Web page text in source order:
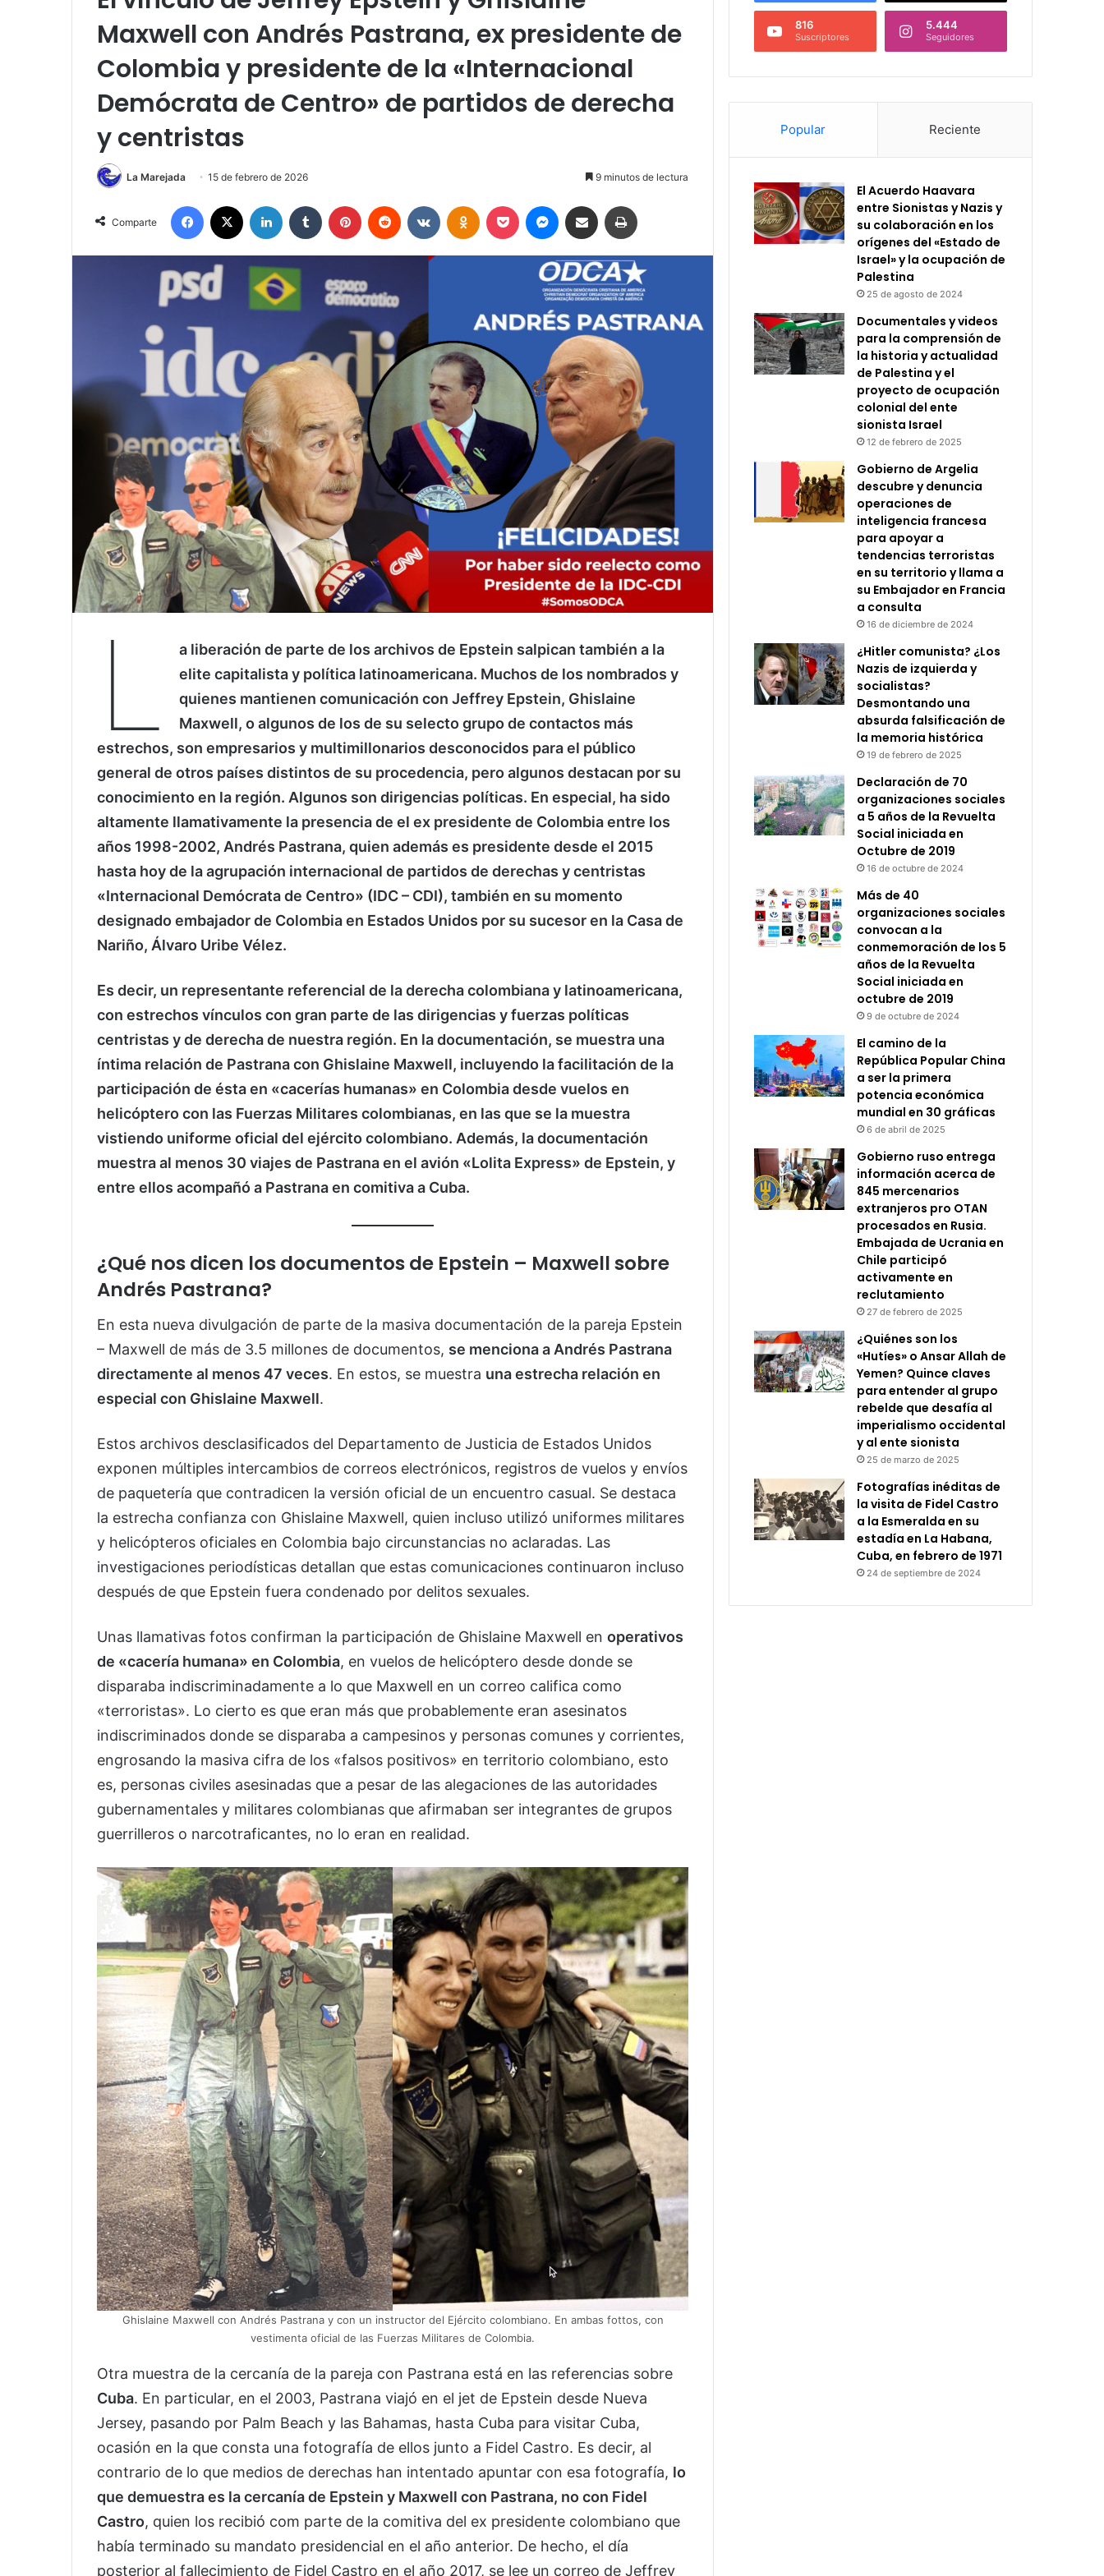
Maxwell con Andrés Pastrana, ex presidente de
Colombia y presidente de la «Internacional
Demócrata de Centro» de partidos de derecha
y centristas
La Marejada 15 de febrero de 2026 9 minutos de lectura
Comparte
Facebook LinkedIn Tumblr Pinterest Reddit VKontakteOdnoklassniki
Pocket Messenger
Compartir vía Email
L
a liberación de parte de los archivos de Epstein salpican también a la
elite capitalista y política latinoamericana. Muchos de los nombrados y
quienes mantienen comunicación con Jeffrey Epstein, Ghislaine
Maxwell, o algunos de los de su selecto grupo de contactos más
estrechos, son empresarios y multimillonarios desconocidos para el público
general de otros países distintos de su procedencia, pero algunos destacan por su
conocimiento en la región. Algunos son dirigencias políticas. En especial, ha sido
altamente llamativamente la presencia de el ex presidente de Colombia entre los
años 1998-2002, Andrés Pastrana, quien además es presidente desde el 2015
hasta hoy de la agrupación internacional de partidos de derechas y centristas
«Internacional Demócrata de Centro» (IDC – CDI), también en su momento
designado embajador de Colombia en Estados Unidos por su sucesor en la Casa de
Nariño, Álvaro Uribe Vélez.
Es decir, un representante referencial de la derecha colombiana y latinoamericana,
con estrechos vínculos con gran parte de las dirigencias y fuerzas políticas
centristas y de derecha de nuestra región. En la documentación, se muestra una
íntima relación de Pastrana con Ghislaine Maxwell, incluyendo la facilitación de la
participación de ésta en «cacerías humanas» en Colombia desde vuelos en
helicóptero con las Fuerzas Militares colombianas, en las que se la muestra
vistiendo uniforme oficial del ejército colombiano. Además, la documentación
muestra al menos 30 viajes de Pastrana en el avión «Lolita Express» de Epstein, y
entre ellos acompañó a Pastrana en comitiva a Cuba.
¿Qué nos dicen los documentos de Epstein – Maxwell sobre
Andrés Pastrana?
En esta nueva divulgación de parte de la masiva documentación de la pareja Epstein
– Maxwell de más de 3.5 millones de documentos, se menciona a Andrés Pastrana
directamente al menos 47 veces. En estos, se muestra una estrecha relación en
especial con Ghislaine Maxwell.
Estos archivos desclasificados del Departamento de Justicia de Estados Unidos
exponen múltiples intercambios de correos electrónicos, registros de vuelos y envíos
de paquetería que contradicen la versión oficial de un encuentro casual. Se destaca
la estrecha confianza con Ghislaine Maxwell, quien incluso utilizó uniformes militares
y helicópteros oficiales en Colombia bajo circunstancias no aclaradas. Las
investigaciones periodísticas detallan que estas comunicaciones continuaron incluso
después de que Epstein fuera condenado por delitos sexuales.
Unas llamativas fotos confirman la participación de Ghislaine Maxwell en operativos
de «cacería humana» en Colombia, en vuelos de helicóptero desde donde se
disparaba indiscriminadamente a lo que Maxwell en un correo califica como
«terroristas». Lo cierto es que eran más que probablemente eran asesinatos
indiscriminados donde se disparaba a campesinos y personas comunes y corrientes,
engrosando la masiva cifra de los «falsos positivos» en territorio colombiano, esto
es, personas civiles asesinadas que a pesar de las alegaciones de las autoridades
gubernamentales y militares colombianas que afirmaban ser integrantes de grupos
guerrilleros o narcotraficantes, no lo eran en realidad.
Ghislaine Maxwell con Andrés Pastrana y con un instructor del Ejército colombiano. En ambas fottos, con
vestimenta oficial de las Fuerzas Militares de Colombia.
Otra muestra de la cercanía de la pareja con Pastrana está en las referencias sobre
Cuba. En particular, en el 2003, Pastrana viajó en el jet de Epstein desde Nueva
Jersey, pasando por Palm Beach y las Bahamas, hasta Cuba para visitar Cuba,
ocasión en la que consta una fotografía de ellos junto a Fidel Castro. Es decir, al
contrario de lo que medios de derechas han intentado apuntar con esa fotografía, lo
que demuestra es la cercanía de Epstein y Maxwell con Pastrana, no con Fidel
Castro, quien los recibió com parte de la comitiva del ex presidente colombiano que
había terminado su mandato presidencial en el año anterior. De hecho, el día
posterior al fallecimiento de Fidel Castro en el año 2017, se lee un correo de Jeffrey
816
Suscriptores
5.444
Seguidores
Popular Reciente
El Acuerdo Haavara
entre Sionistas y Nazis y
su colaboración en los
orígenes del «Estado de
Israel» y la ocupación de
Palestina
25 de agosto de 2024
Documentales y videos
para la comprensión de
la historia y actualidad
de Palestina y el
proyecto de ocupación
colonial del ente
sionista Israel
12 de febrero de 2025
Gobierno de Argelia
descubre y denuncia
operaciones de
inteligencia francesa
para apoyar a
tendencias terroristas
en su territorio y llama a
su Embajador en Francia
a consulta
16 de diciembre de 2024
¿Hitler comunista? ¿Los
Nazis de izquierda y
socialistas?
Desmontando una
absurda falsificación de
la memoria histórica
19 de febrero de 2025
Declaración de 70
organizaciones sociales
a 5 años de la Revuelta
Social iniciada en
Octubre de 2019
16 de octubre de 2024
Más de 40
organizaciones sociales
convocan a la
conmemoración de los 5
años de la Revuelta
Social iniciada en
octubre de 2019
9 de octubre de 2024
El camino de la
República Popular China
a ser la primera
potencia económica
mundial en 30 gráficas
6 de abril de 2025
Gobierno ruso entrega
información acerca de
845 mercenarios
extranjeros pro OTAN
procesados en Rusia.
Embajada de Ucrania en
Chile participó
activamente en
reclutamiento
27 de febrero de 2025
¿Quiénes son los
«Hutíes» o Ansar Allah de
Yemen? Quince claves
para entender al grupo
rebelde que desafía al
imperialismo occidental
y al ente sionista
25 de marzo de 2025
Fotografías inéditas de
la visita de Fidel Castro
a la Esmeralda en su
estadía en La Habana,
Cuba, en febrero de 1971
24 de septiembre de 2024